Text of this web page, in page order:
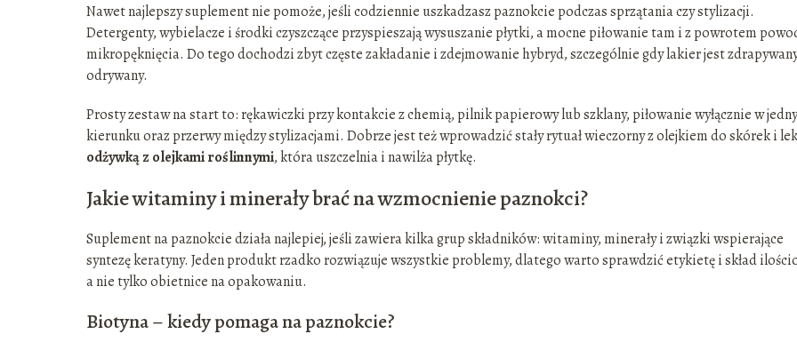
Nawet najlepszy suplement nie pomoże, jeśli codziennie uszkadzasz paznokcie podczas sprzątania czy stylizacji.
Detergenty, wybielacze i środki czyszczące przyspieszają wysuszanie płytki, a mocne piłowanie tam i z powrotem
mikropęknięcia. Do tego dochodzi zbyt częste zakładanie i zdejmowanie hybryd, szczególnie gdy lakier jest
odrywany.
Prosty zestaw na start to: rękawiczki przy kontakcie z chemią, pilnik papierowy lub szklany, piłowanie wyłącznie w
kierunku oraz przerwy między stylizacjami. Dobrze jest też wprowadzić stały rytuał wieczorny z olejkiem do skórek i
odżywką z olejkami roślinnymi, która uszczelnia i nawilża płytkę.
Jakie witaminy i minerały brać na wzmocnienie paznokci?
Suplement na paznokcie działa najlepiej, jeśli zawiera kilka grup składników: witaminy, minerały i związki wspierające
syntezę keratyny. Jeden produkt rzadko rozwiązuje wszystkie problemy, dlatego warto sprawdzić etykietę i skład
a nie tylko obietnice na opakowaniu.
Biotyna – kiedy pomaga na paznokcie?